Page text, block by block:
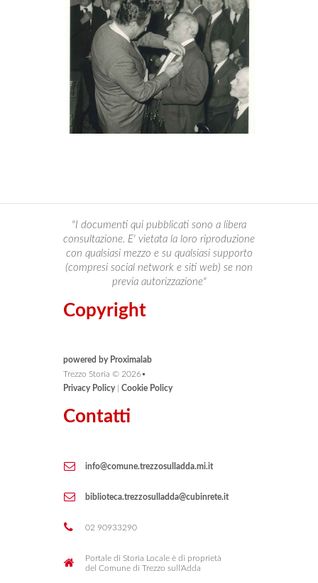
"I documenti qui pubblicati sono a libera
consultazione. E' vietata la loro riproduzione
con qualsiasi mezzo e su qualsiasi supporto
(compresi social network e siti web) se non
previa autorizzazione"
Copyright
powered by Proximalab
Trezzo Storia © 2026•
Privacy Policy
Cookie Policy
Contatti
info@comune.trezzosulladda.mi.it
biblioteca.trezzosulladda@cubinrete.it
02 90933290
Portale di Storia Locale è di proprietà
del Comune di Trezzo sull'Adda